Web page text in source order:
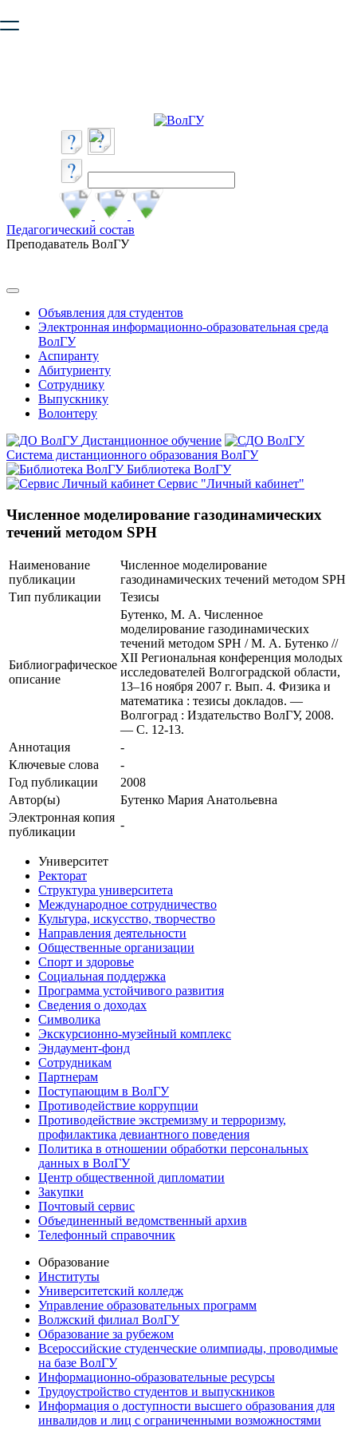
безопасную работу с сайтом. Пожалуйста
Педагогический состав
Преподаватель ВолГУ
Объявления для студентов
Электронная информационно-образовательная среда
ВолГУ
Аспиранту
Абитуриенту
Сотруднику
Выпускнику
Волонтеру
Дистанционное обучение
Система дистанционного образования ВолГУ
Библиотека ВолГУ
Сервис "Личный кабинет"
Численное моделирование газодинамических
течений методом SPH
Наименование
публикации
Численное моделирование
газодинамических течений методом SPH
Тип публикации
Тезисы
Библиографическое
описание
Бутенко, М. А. Численное
моделирование газодинамических
течений методом SPH / М. А. Бутенко //
XII Региональная конференция молодых
исследователей Волгоградской области,
13–16 ноября 2007 г. Вып. 4. Физика и
математика : тезисы докладов. —
Волгоград : Издательство ВолГУ, 2008.
— С. 12-13.
Аннотация
-
Ключевые cлова
-
Год публикации
2008
Автор(ы)
Бутенко Мария Анатольевна
Электронная копия
публикации
-
Университет
Ректорат
Структура университета
Международное сотрудничество
Культура, искусство, творчество
Направления деятельности
Общественные организации
Спорт и здоровье
Социальная поддержка
Программа устойчивого развития
Сведения о доходах
Символика
Экскурсионно-музейный комплекс
Эндаумент-фонд
Сотрудникам
Партнерам
Поступающим в ВолГУ
Противодействие коррупции
Противодействие экстремизму и терроризму,
профилактика девиантного поведения
Политика в отношении обработки персональных
данных в ВолГУ
Центр общественной дипломатии
Закупки
Почтовый сервис
Объединенный ведомственный архив
Телефонный справочник
Образование
Институты
Университетский колледж
Управление образовательных программ
Волжский филиал ВолГУ
Образование за рубежом
Всероссийские студенческие олимпиады, проводимые
на базе ВолГУ
Информационно-образовательные ресурсы
Трудоустройство студентов и выпускников
Информация о доступности высшего образования для
инвалидов и лиц с ограниченными возможностями